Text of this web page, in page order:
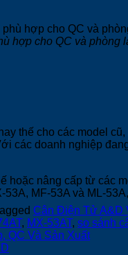
hợp cho QC và phòng
thế cho các model
các doanh nghiệp
hoặc nâng cấp từ các
53A, MF-53A và ML-
Cân Điện Tử A&D
, MX-53AT, so sánh
QC Và Sản Xuất